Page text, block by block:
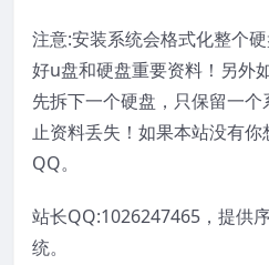
注意:安装系统会格式化整个
好u盘和硬盘重要资料！另外
先拆下一个硬盘，只保留一
止资料丢失！如果本站没有
QQ。
站长QQ:1026247465，提供
统。